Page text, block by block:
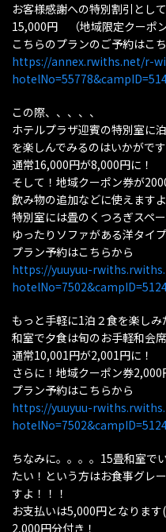
お客様感謝への特別割引とし
15,000円 （地域限定クーポ
こちらのプランのご予約はこ
https://annex.rwiths.net/r-
この際、、、、、
ホテルプラザ迎賓の特別室に
を楽しんでみるのはいかがで
通常16,000円が8,000円に！
そして！地域クーポン券が
飲み物の追加などに使えますよ
特別室には畳のくつろぎスペ
ゆったりソファがある洋タイ
プラン予約はこちらから
https://yuuyuu-
もっと手軽に1泊２食を楽し
和室で夕食は旬のお手軽和会
通常10,001円が2,001円に！
さらに！地域クーポン券2,000
プラン予約はこちらから
https://yuuyuu-
ちなみに。。。。15畳和室で
たい！という方はお食事グレ
すよ！！！
お支払いは5,000円となりま
2,000円分付き！